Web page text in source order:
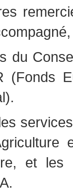
du
(Fonds
et les